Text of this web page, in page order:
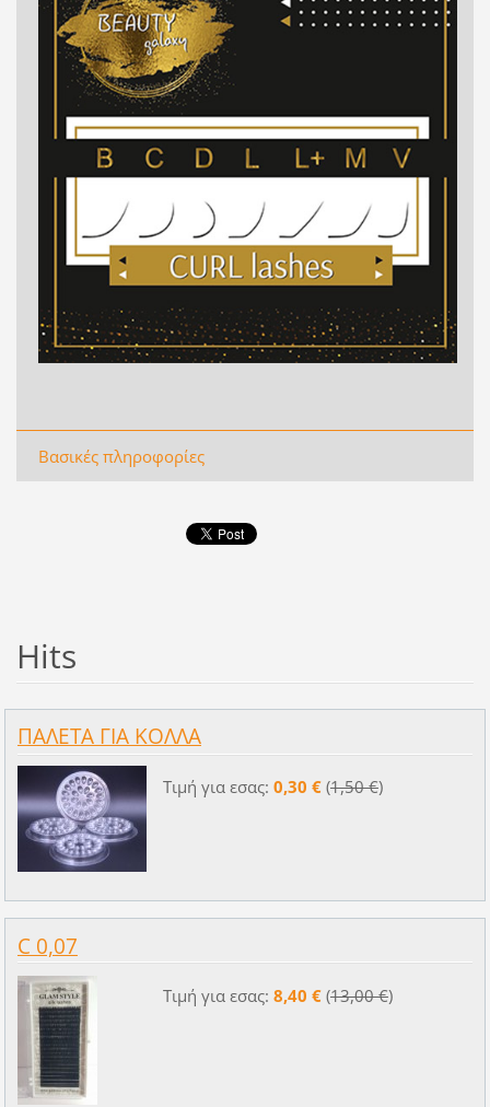
Βασικές πληροφορίες
Hits
ΠΑΛΕΤΑ ΓΙΑ ΚΟΛΛΑ
Τιμή για εσας: 0,30 €(1,50 €)
C 0,07
Τιμή για εσας: 8,40 €(13,00 €)